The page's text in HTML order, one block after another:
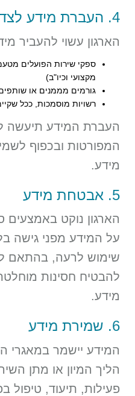
4. העברת מידע לצדדים שלישיים
הארגון עשוי להעביר
ספקי שירות הפועלים
מקצועי וכיו"ב)
גורמים מממנים או שותפים
רשויות מוסמכות, ככל
העברת המידע תיעשה
המפורטות ובכפוף
מידע.
5. אבטחת מידע
הארגון נוקט באמצעים
על המידע מפני גישה
שימוש לרעה, בהתאם
להבטיח חסינות
מידע.
6. שמירת מידע
המידע יישמר במאגרי
הליך המיון או מתן
פעילות, תיעוד, טיפול